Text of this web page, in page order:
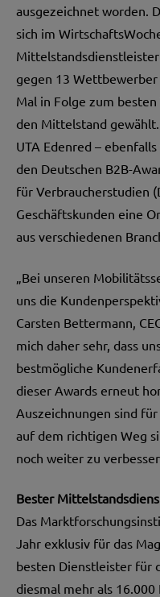
ausgezeichnet worden.
sich im
gegen 13
Mal in Folge zum
den Mittelstand
UTA Edenred –
den Deutschen B2B-
für Verbraucherstudien
Geschäftskunden eine
aus verschiedenen
„Bei unseren
uns die
Carsten Bettermann,
mich daher sehr, dass
bestmögliche
dieser Awards erneut
Auszeichnungen sind
auf dem richtigen Weg
noch weiter zu
Bester
Das
Jahr exklusiv für das
besten Dienstleister für
diesmal mehr als